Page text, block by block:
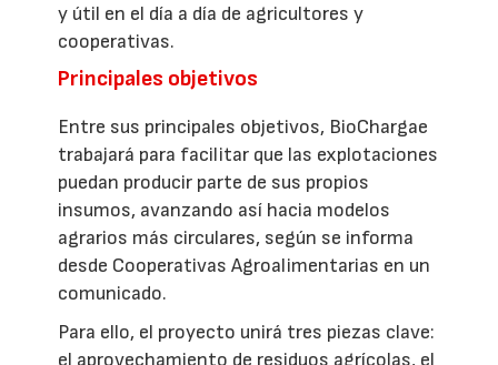
y útil en el día a día de agricultores y
cooperativas.
Principales objetivos
Entre sus principales objetivos, BioChargae
trabajará para facilitar que las explotaciones
puedan producir parte de sus propios
insumos, avanzando así hacia modelos
agrarios más circulares, según se informa
desde Cooperativas Agroalimentarias en un
comunicado.
Para ello, el proyecto unirá tres piezas clave:
el aprovechamiento de residuos agrícolas, el